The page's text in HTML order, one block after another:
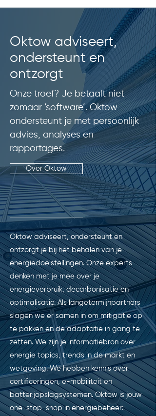
Oktow adviseert,
ondersteunt en
ontzorgt
Onze troef? Je betaalt niet
zomaar ‘software’. Oktow
ondersteunt je met persoonlijk
advies, analyses en
rapportages.
Over Oktow
Oktow adviseert, ondersteunt en
ontzorgt je bij het behalen van je
energiedoelstellingen. Onze experts
denken met je mee over je
energieverbruik, decarbonisatie en
optimalisatie. Als langetermijnpartners
slagen we er samen in om mitigatie op
te pakken en de adaptatie in gang te
zetten. We zijn je informatiebron over
energie topics, trends in de markt en
wetgeving. We hebben kennis over
certificeringen, e-mobiliteit en
batterijopslagsystemen. Oktow is jouw
one-stop-shop in energiebeheer: